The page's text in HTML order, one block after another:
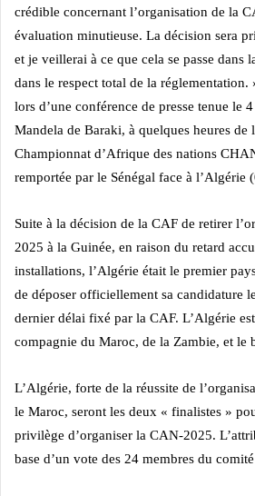
crédible concernant l’organisation de la
évaluation minutieuse. La décision sera
et je veillerai à ce que cela se passe dans
dans le respect total de la réglementation.
lors d’une conférence de presse tenue le
Mandela de Baraki, à quelques heures de
Championnat d’Afrique des nations
remportée par le Sénégal face à l’Algérie
Suite à la décision de la CAF de retirer
2025 à la Guinée, en raison du retard
installations, l’Algérie était le premier
de déposer officiellement sa candidature
dernier délai fixé par la CAF. L’Algérie
compagnie du Maroc, de la Zambie, et le
L’Algérie, forte de la réussite de
le Maroc, seront les deux « finalistes »
privilège d’organiser la CAN-2025.
base d’un vote des 24 membres du